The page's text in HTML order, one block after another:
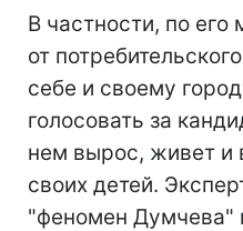
В частности, по
от
себе и своему
голосовать за
нем вырос, живет и
своих детей.
"феномен Думчева"